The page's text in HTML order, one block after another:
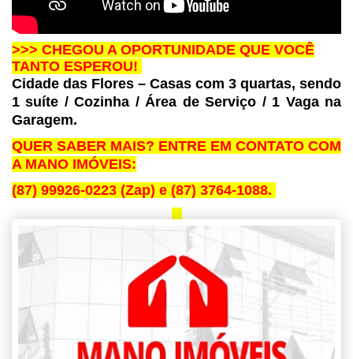
>>> CHEGOU A OPORTUNIDADE QUE VOCÊ
TANTO ESPEROU!
Cidade das Flores – Casas com 3 quartas, sendo
1 suíte / Cozinha / Área de Serviço / 1 Vaga na
Garagem.
QUER SABER MAIS? ENTRE EM CONTATO COM
A MANO IMÓVEIS:
(87) 99926-0223 (Zap) e (87) 3764-1088.